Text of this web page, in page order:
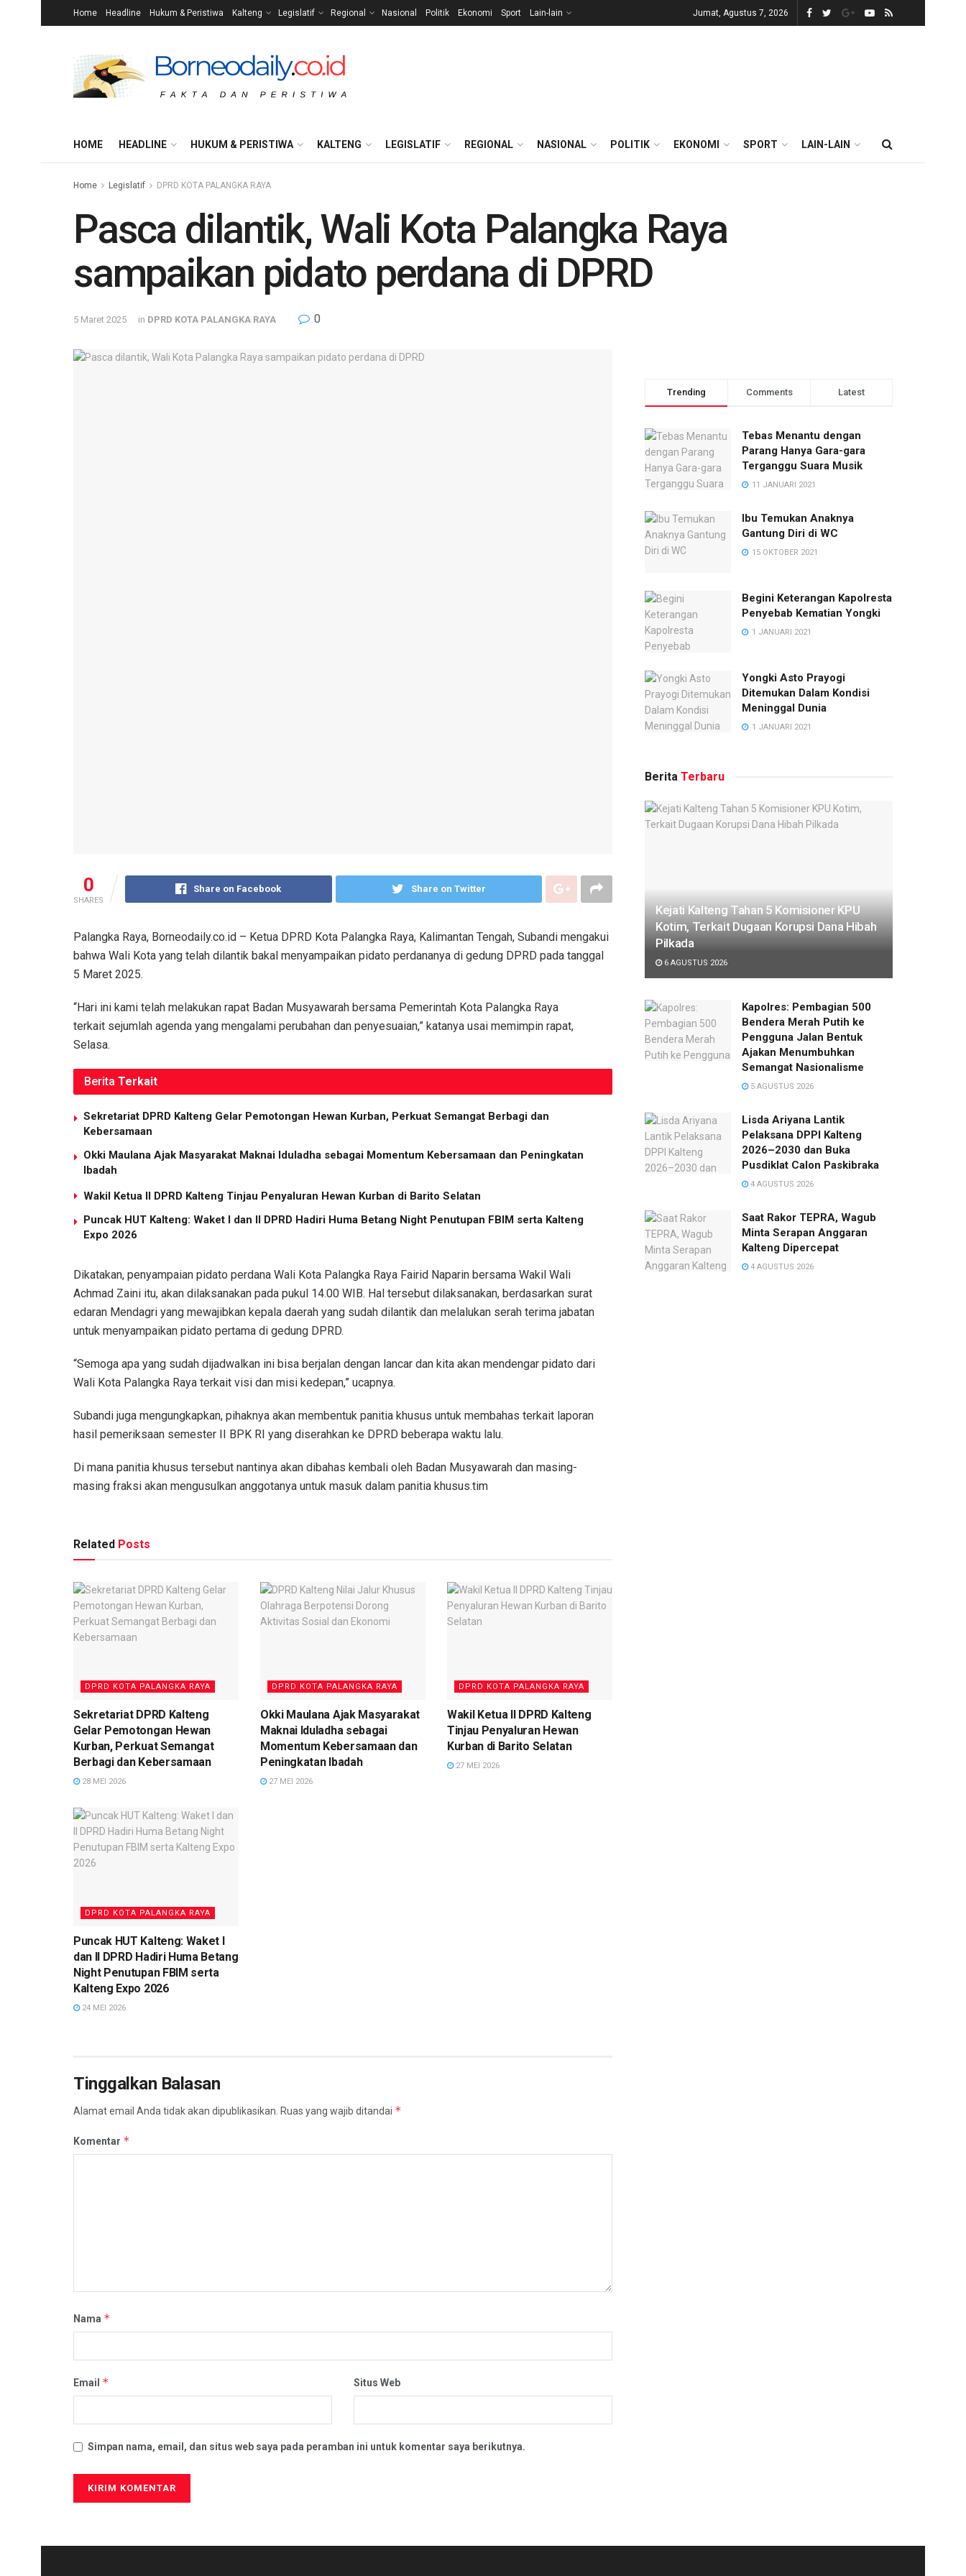
Home Headline Hukum & Peristiwa Kalteng Legislatif Regional Nasional Politik Ekonomi Sport Lain-lain Jumat, Agustus 7, 2026
HOME HEADLINE HUKUM & PERISTIWA KALTENG LEGISLATIF REGIONAL NASIONAL POLITIK EKONOMI SPORT LAIN-LAIN
Home Legislatif DPRD KOTA PALANGKA RAYA
Pasca dilantik, Wali Kota Palangka Raya
sampaikan pidato perdana di DPRD
5 Maret 2025 in DPRD KOTA PALANGKA RAYA 0
0
SHARES
Share on Facebook Share on Twitter
Palangka Raya, Borneodaily.co.id – Ketua DPRD Kota Palangka Raya, Kalimantan Tengah, Subandi mengakui
bahwa Wali Kota yang telah dilantik bakal menyampaikan pidato perdananya di gedung DPRD pada tanggal
5 Maret 2025.
“Hari ini kami telah melakukan rapat Badan Musyawarah bersama Pemerintah Kota Palangka Raya
terkait sejumlah agenda yang mengalami perubahan dan penyesuaian,” katanya usai memimpin rapat,
Selasa.
Berita Terkait
Sekretariat DPRD Kalteng Gelar Pemotongan Hewan Kurban, Perkuat Semangat Berbagi dan
Kebersamaan
Okki Maulana Ajak Masyarakat Maknai Iduladha sebagai Momentum Kebersamaan dan Peningkatan
Ibadah
Wakil Ketua II DPRD Kalteng Tinjau Penyaluran Hewan Kurban di Barito Selatan
Puncak HUT Kalteng: Waket I dan II DPRD Hadiri Huma Betang Night Penutupan FBIM serta Kalteng
Expo 2026
Dikatakan, penyampaian pidato perdana Wali Kota Palangka Raya Fairid Naparin bersama Wakil Wali
Achmad Zaini itu, akan dilaksanakan pada pukul 14.00 WIB. Hal tersebut dilaksanakan, berdasarkan surat
edaran Mendagri yang mewajibkan kepala daerah yang sudah dilantik dan melalukan serah terima jabatan
untuk menyampaikan pidato pertama di gedung DPRD.
“Semoga apa yang sudah dijadwalkan ini bisa berjalan dengan lancar dan kita akan mendengar pidato dari
Wali Kota Palangka Raya terkait visi dan misi kedepan,” ucapnya.
Subandi juga mengungkapkan, pihaknya akan membentuk panitia khusus untuk membahas terkait laporan
hasil pemeriksaan semester II BPK RI yang diserahkan ke DPRD beberapa waktu lalu.
Di mana panitia khusus tersebut nantinya akan dibahas kembali oleh Badan Musyawarah dan masing-
masing fraksi akan mengusulkan anggotanya untuk masuk dalam panitia khusus.tim
Related Posts
DPRD KOTA PALANGKA RAYA
Sekretariat DPRD Kalteng
Gelar Pemotongan Hewan
Kurban, Perkuat Semangat
Berbagi dan Kebersamaan
28 MEI 2026
DPRD KOTA PALANGKA RAYA
Okki Maulana Ajak Masyarakat
Maknai Iduladha sebagai
Momentum Kebersamaan dan
Peningkatan Ibadah
27 MEI 2026
DPRD KOTA PALANGKA RAYA
Wakil Ketua II DPRD Kalteng
Tinjau Penyaluran Hewan
Kurban di Barito Selatan
27 MEI 2026
DPRD KOTA PALANGKA RAYA
Puncak HUT Kalteng: Waket I
dan II DPRD Hadiri Huma Betang
Night Penutupan FBIM serta
Kalteng Expo 2026
24 MEI 2026
Tinggalkan Balasan
Alamat email Anda tidak akan dipublikasikan. Ruas yang wajib ditandai *
Komentar *
Nama *
Email * Situs Web
Simpan nama, email, dan situs web saya pada peramban ini untuk komentar saya berikutnya.
Trending Comments Latest
Tebas Menantu dengan
Parang Hanya Gara-gara
Terganggu Suara Musik
11 JANUARI 2021
Ibu Temukan Anaknya
Gantung Diri di WC
15 OKTOBER 2021
Begini Keterangan Kapolresta
Penyebab Kematian Yongki
1 JANUARI 2021
Yongki Asto Prayogi
Ditemukan Dalam Kondisi
Meninggal Dunia
1 JANUARI 2021
Berita Terbaru
Kejati Kalteng Tahan 5 Komisioner KPU
Kotim, Terkait Dugaan Korupsi Dana Hibah
Pilkada
6 AGUSTUS 2026
Kapolres: Pembagian 500
Bendera Merah Putih ke
Pengguna Jalan Bentuk
Ajakan Menumbuhkan
Semangat Nasionalisme
5 AGUSTUS 2026
Lisda Ariyana Lantik
Pelaksana DPPI Kalteng
2026–2030 dan Buka
Pusdiklat Calon Paskibraka
4 AGUSTUS 2026
Saat Rakor TEPRA, Wagub
Minta Serapan Anggaran
Kalteng Dipercepat
4 AGUSTUS 2026